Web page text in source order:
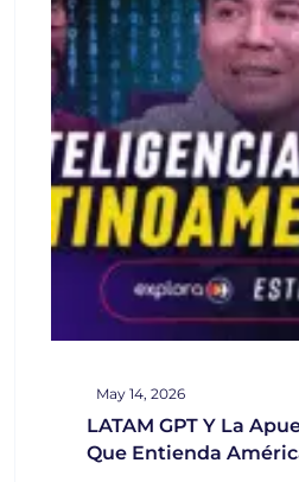
May 14, 2026
LATAM GPT Y La
Que Entienda